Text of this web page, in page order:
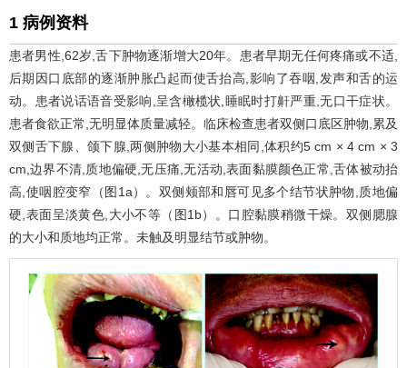
1 病例资料
患者男性,62岁,舌下肿物逐渐增大20年。患者早期无任何疼痛或不适,
后期因口底部的逐渐肿胀凸起而使舌抬高,影响了吞咽,发声和舌的运
动。患者说话语音受影响,呈含橄榄状,睡眠时打鼾严重,无口干症状。
患者食欲正常,无明显体质量减轻。临床检查患者双侧口底区肿物,累及
双侧舌下腺、颌下腺,两侧肿物大小基本相同,体积约5 cm × 4 cm × 3
cm,边界不清,质地偏硬,无压痛,无活动,表面黏膜颜色正常,舌体被动抬
高,使咽腔变窄（ 图1a）。双侧颊部和唇可见多个结节状肿物,质地偏
硬,表面呈淡黄色,大小不等（ 图1 b）。口腔黏膜稍微干燥。双侧腮腺
的大小和质地均正常。未触及明显结节或肿物。